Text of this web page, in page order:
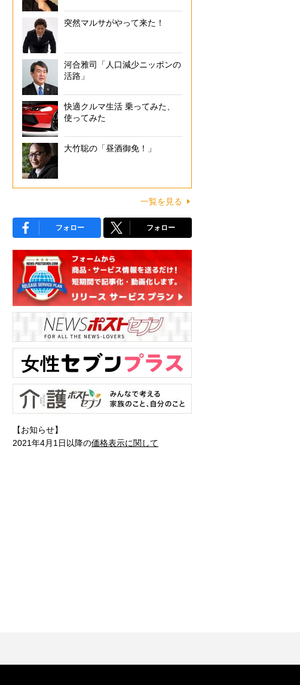
突然マルサがやって来た！
河合雅司「人口減少ニッポンの
活路」
快適クルマ生活 乗ってみた、
使ってみた
大竹聡の「昼酒御免！」
一覧を見る
フォロー フォロー
【お知らせ】
2021年4月1日以降の価格表示に関して